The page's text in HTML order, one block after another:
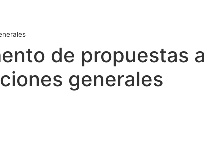
de propuestas a
generales